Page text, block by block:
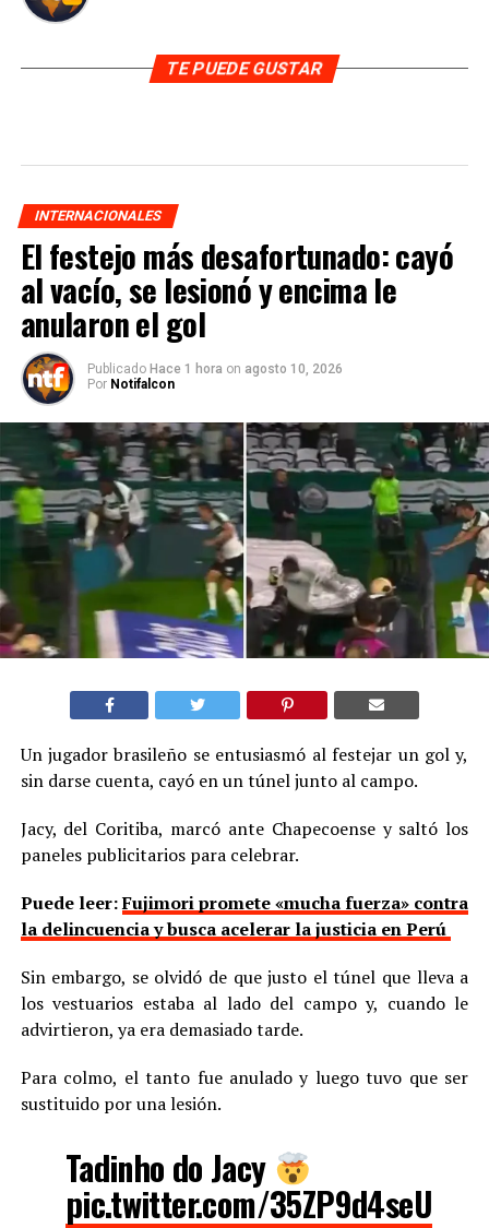
TE PUEDE GUSTAR
INTERNACIONALES
El festejo más desafortunado: cayó
al vacío, se lesionó y encima le
anularon el gol
Publicado Hace 1 hora on agosto 10, 2026
Por Notifalcon
Un jugador brasileño se entusiasmó al festejar un gol y,
sin darse cuenta, cayó en un túnel junto al campo.
Jacy, del Coritiba, marcó ante Chapecoense y saltó los
paneles publicitarios para celebrar.
Puede leer:Fujimori promete «mucha fuerza» contra
la delincuencia y busca acelerar la justicia en Perú
Sin embargo, se olvidó de que justo el túnel que lleva a
los vestuarios estaba al lado del campo y, cuando le
advirtieron, ya era demasiado tarde.
Para colmo, el tanto fue anulado y luego tuvo que ser
sustituido por una lesión.
Tadinho do Jacy
pic.twitter.com/35ZP9d4seU